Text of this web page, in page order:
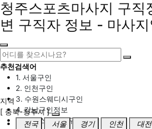
청주스포츠마사지 구직
변 구직자 정보 - 마사
추천검색어
1. 서울구인
2. 인천구인
3. 수원스웨디시구인
4. 강남구인정보
5. 동탄스웨디시구인
지역
[ 충북-청주시 ]
전국
서울 경기 인천 대전